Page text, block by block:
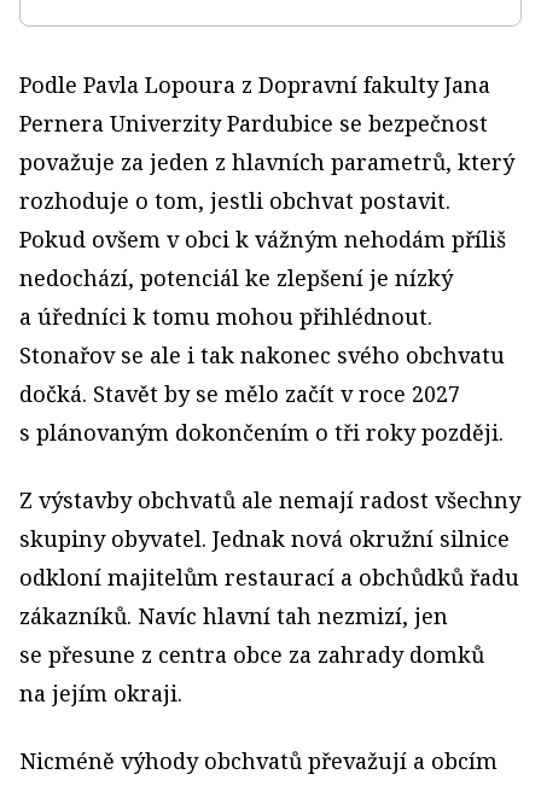
Podle Pavla Lopoura z Dopravní fakulty Jana
Pernera Univerzity Pardubice se bezpečnost
považuje za jeden z hlavních parametrů, který
rozhoduje o tom, jestli obchvat postavit.
Pokud ovšem v obci k vážným nehodám příliš
nedochází, potenciál ke zlepšení je nízký
a úředníci k tomu mohou přihlédnout.
Stonařov se ale i tak nakonec svého obchvatu
dočká. Stavět by se mělo začít v roce 2027
s plánovaným dokončením o tři roky později.
Z výstavby obchvatů ale nemají radost všechny
skupiny obyvatel. Jednak nová okružní silnice
odkloní majitelům restaurací a obchůdků řadu
zákazníků. Navíc hlavní tah nezmizí, jen
se přesune z centra obce za zahrady domků
na jejím okraji.
Nicméně výhody obchvatů převažují a obcím